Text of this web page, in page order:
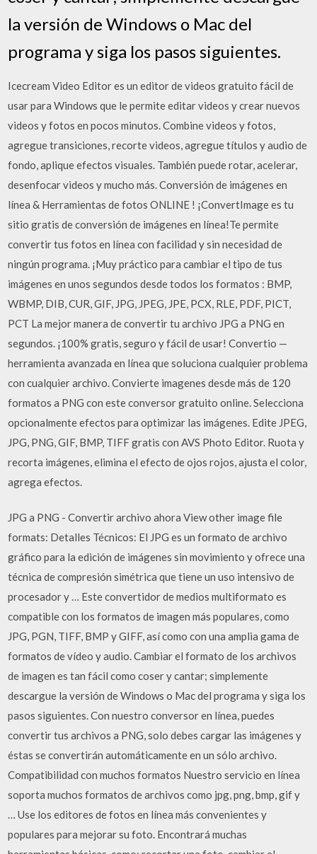
la versión de Windows o Mac del
programa y siga los pasos siguientes.
Icecream Video Editor es un editor de videos gratuito fácil de
usar para Windows que le permite editar videos y crear nuevos
videos y fotos en pocos minutos. Combine videos y fotos,
agregue transiciones, recorte videos, agregue títulos y audio de
fondo, aplique efectos visuales. También puede rotar, acelerar,
desenfocar videos y mucho más. Conversión de imágenes en
línea & Herramientas de fotos ONLINE ! ¡ConvertImage es tu
sitio gratis de conversión de imágenes en línea!Te permite
convertir tus fotos en línea con facilidad y sin necesidad de
ningún programa. ¡Muy práctico para cambiar el tipo de tus
imágenes en unos segundos desde todos los formatos : BMP,
WBMP, DIB, CUR, GIF, JPG, JPEG, JPE, PCX, RLE, PDF, PICT,
PCT La mejor manera de convertir tu archivo JPG a PNG en
segundos. ¡100% gratis, seguro y fácil de usar! Convertio —
herramienta avanzada en línea que soluciona cualquier problema
con cualquier archivo. Convierte imagenes desde más de 120
formatos a PNG con este conversor gratuito online. Selecciona
opcionalmente efectos para optimizar las imágenes. Edite JPEG,
JPG, PNG, GIF, BMP, TIFF gratis con AVS Photo Editor. Ruota y
recorta imágenes, elimina el efecto de ojos rojos, ajusta el color,
agrega efectos.
JPG a PNG - Convertir archivo ahora View other image file
formats: Detalles Técnicos: El JPG es un formato de archivo
gráfico para la edición de imágenes sin movimiento y ofrece una
técnica de compresión simétrica que tiene un uso intensivo de
procesador y … Este convertidor de medios multiformato es
compatible con los formatos de imagen más populares, como
JPG, PGN, TIFF, BMP y GIFF, así como con una amplia gama de
formatos de vídeo y audio. Cambiar el formato de los archivos
de imagen es tan fácil como coser y cantar; simplemente
descargue la versión de Windows o Mac del programa y siga los
pasos siguientes. Con nuestro conversor en línea, puedes
convertir tus archivos a PNG, solo debes cargar las imágenes y
éstas se convertirán automáticamente en un sólo archivo.
Compatibilidad con muchos formatos Nuestro servicio en línea
soporta muchos formatos de archivos como jpg, png, bmp, gif y
… Use los editores de fotos en línea más convenientes y
populares para mejorar su foto. Encontrará muchas